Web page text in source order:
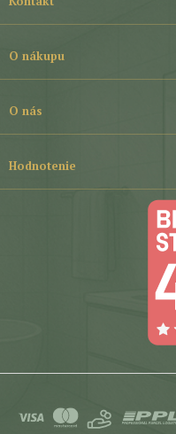
i
O nákupu
O nás
Hodnotenie